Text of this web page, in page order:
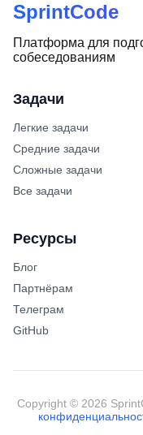
SprintCode
Платформа для
собеседованиям
Задачи
Легкие задачи
Средние задачи
Сложные задачи
Все задачи
Ресурсы
Блог
Партнёрам
Телеграм
GitHub
Copyright © 2026